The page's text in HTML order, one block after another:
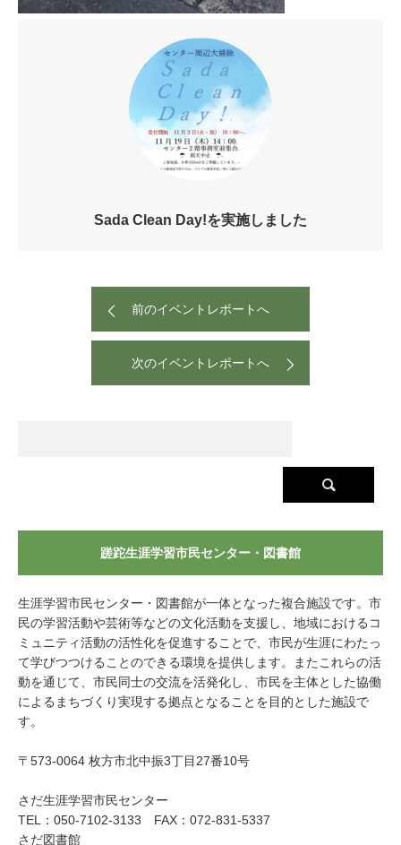
Sada Clean Day!を実施しました
前のイベントレポートへ
次のイベントレポートへ
蹉跎生涯学習市民センター・図書館
生涯学習市民センター・図書館が一体となった複合施設です。市
民の学習活動や芸術等などの文化活動を支援し、地域におけるコ
ミュニティ活動の活性化を促進することで、市民が生涯にわたっ
て学びつつけることのできる環境を提供します。またこれらの活
動を通じて、市民同士の交流を活発化し、市民を主体とした協働
によるまちづくり実現する拠点となることを目的とした施設で
す。
〒573-0064 枚方市北中振3丁目27番10号
さだ生涯学習市民センター
TEL：050-7102-3133 FAX：072-831-5337
さだ図書館